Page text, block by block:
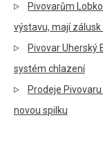
Pivovarům
výstavu, mají
Pivovar
systém chlazení
Prodeje
novou spilku